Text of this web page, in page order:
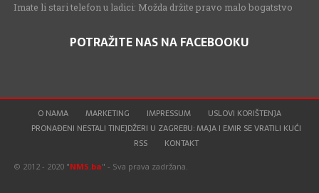
Imate li stari telefon u ladici: Možda držite pravo malo bogatstvo
POTRAŽITE NAS NA FACEBOOKU
O NAMA MARKETING IMPRESSUM
USLOVI KORIŠTENJA
PRONAĐENI NESTALI TINEJDŽERI U ZAGREBU: MAJA I EMIR SE VRATILI KUĆI
RSS
KONTAKT
© 2012 - 2020 "NMS.ba" - Sva prava zadržana.